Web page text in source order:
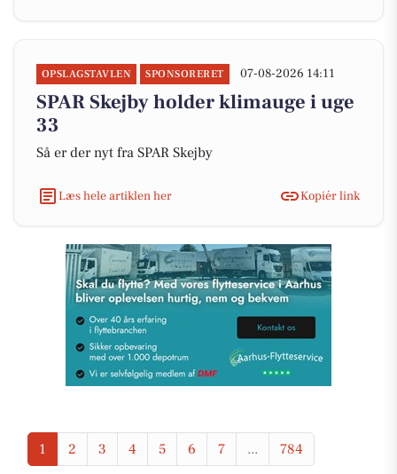
OPSLAGSTAVLEN SPONSORERET 07-08-2026 14:11
SPAR Skejby holder klimauge i uge
33
Så er der nyt fra SPAR Skejby
Læs hele artiklen her Kopiér link
1 2 3 4 5 6 7 ... 784